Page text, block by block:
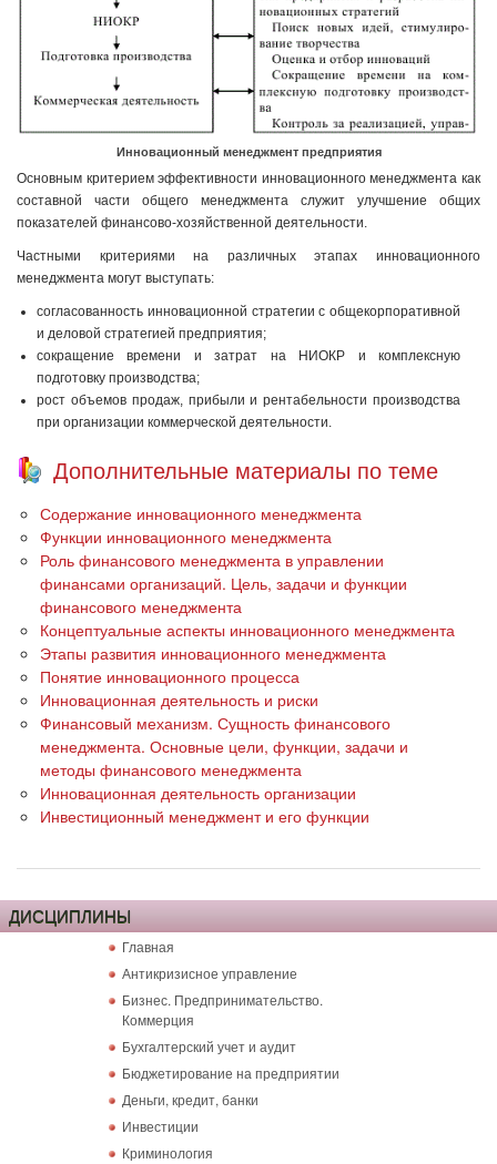
Инновационный менеджмент предприятия
Основным критерием эффективности инновационного менеджмента как
составной части общего менеджмента служит улучшение общих
показателей финансово-хозяйственной деятельности.
Частными критериями на различных этапах инновационного
менеджмента могут выступать:
согласованность инновационной стратегии с общекорпоративной
и деловой стратегией предприятия;
сокращение времени и затрат на НИОКР и комплексную
подготовку производства;
рост объемов продаж, прибыли и рентабельности производства
при организации коммерческой деятельности.
Дополнительные материалы по теме
Содержание инновационного менеджмента
Функции инновационного менеджмента
Роль финансового менеджмента в управлении
финансами организаций. Цель, задачи и функции
финансового менеджмента
Концептуальные аспекты инновационного менеджмента
Этапы развития инновационного менеджмента
Понятие инновационного процесса
Инновационная деятельность и риски
Финансовый механизм. Сущность финансового
менеджмента. Основные цели, функции, задачи и
методы финансового менеджмента
Инновационная деятельность организации
Инвестиционный менеджмент и его функции
ДИСЦИПЛИНЫ
Главная
Антикризисное управление
Бизнес. Предпринимательство.
Коммерция
Бухгалтерский учет и аудит
Бюджетирование на предприятии
Деньги, кредит, банки
Инвестиции
Криминология